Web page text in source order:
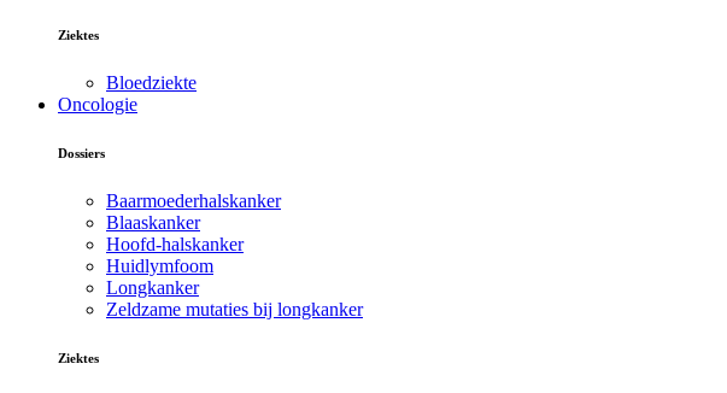
Ziektes
Bloedziekte
Oncologie
Dossiers
Baarmoederhalskanker
Blaaskanker
Hoofd-halskanker
Huidlymfoom
Longkanker
Zeldzame mutaties bij longkanker
Ziektes